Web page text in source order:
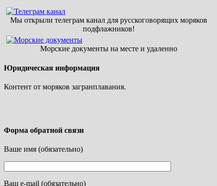
Мы открыли телеграм канал для русскоговорящих моряков
подфлажников!
Морские документы на месте и удаленно
Юридическая информация
Контент от моряков загранплавания.
Форма обратной связи
Ваше имя (обязательно)
Ваш e-mail (обязательно)